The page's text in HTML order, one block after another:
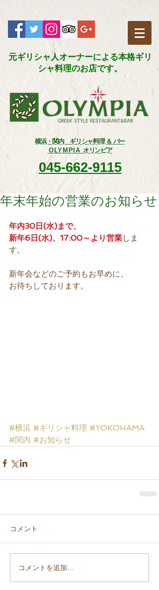
元ギリシャ人オーナーによる本格ギリ
シャ料理のお店です。​
横浜・関内 ギリシャ料理 ＆ バー
OLYMPIA オリンピア
045-662-9115
年末年始の営業のお知らせ
年内30日(水)まで、
新年6日(水)、17:00～より営業しま
す。
新年会などのご予約もお早めに、
お待ちしております。
#横浜 #ギリシャ料理 #YOKOHAMA
#関内 #お知らせ
コメント
コメントを追加…